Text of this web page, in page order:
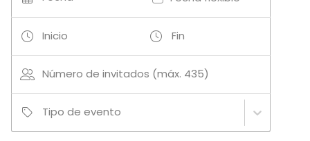
Focos y cabezas móviles que permiten también
anclar en el mismo material audiovisual extra, o
evento.
Sistema de leds en paredes permitiendo poner el
color corporativo. Nuestro equipo técnico le
Inicio Fin
Número de invitados (máx. 435)
Tipo de evento